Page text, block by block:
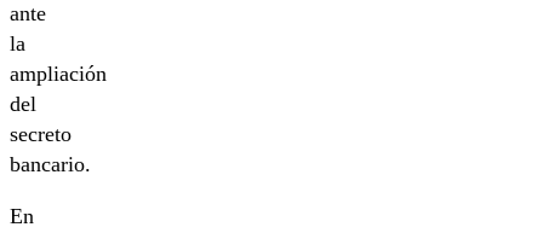
ante
la
ampliación
del
secreto
bancario.
En